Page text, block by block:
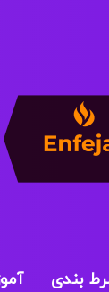
بندی